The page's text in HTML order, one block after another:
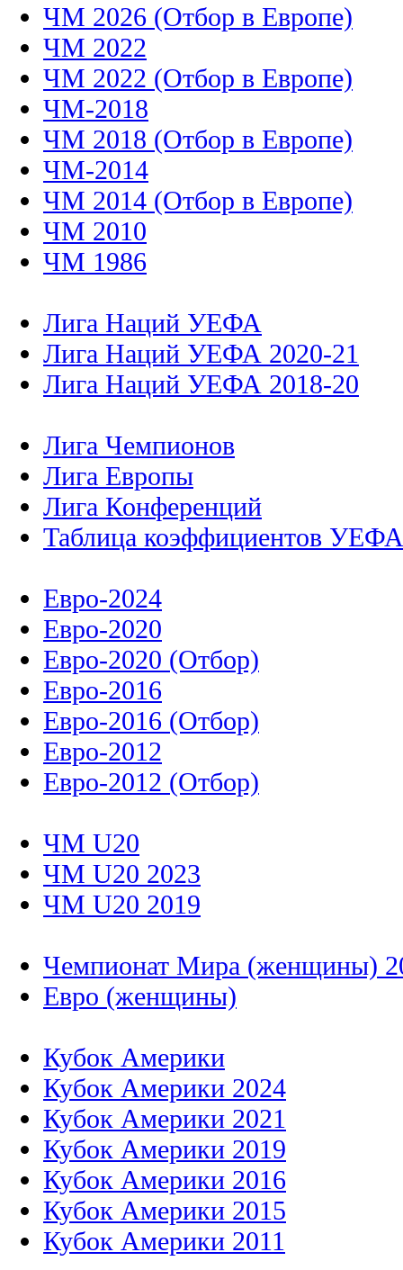
ЧМ 2026 (Отбор в Европе)
ЧМ 2022
ЧМ 2022 (Отбор в Европе)
ЧМ-2018
ЧМ 2018 (Отбор в Европе)
ЧМ-2014
ЧМ 2014 (Отбор в Европе)
ЧМ 2010
ЧМ 1986
Лига Наций УЕФА
Лига Наций УЕФА 2020-21
Лига Наций УЕФА 2018-20
Лига Чемпионов
Лига Европы
Лига Конференций
Таблица коэффициентов УЕФА
Евро-2024
Евро-2020
Евро-2020 (Отбор)
Евро-2016
Евро-2016 (Отбор)
Евро-2012
Евро-2012 (Отбор)
ЧМ U20
ЧМ U20 2023
ЧМ U20 2019
Чемпионат Мира (женщины)
Евро (женщины)
Кубок Америки
Кубок Америки 2024
Кубок Америки 2021
Кубок Америки 2019
Кубок Америки 2016
Кубок Америки 2015
Кубок Америки 2011